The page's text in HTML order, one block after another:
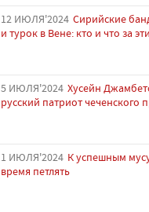
12 ИЮЛЯ'2024 Сирийские
и турок в Вене: кто и что за
5 ИЮЛЯ'2024 Хусейн
русский патриот чеченского
1 ИЮЛЯ'2024 К успешным
время петлять